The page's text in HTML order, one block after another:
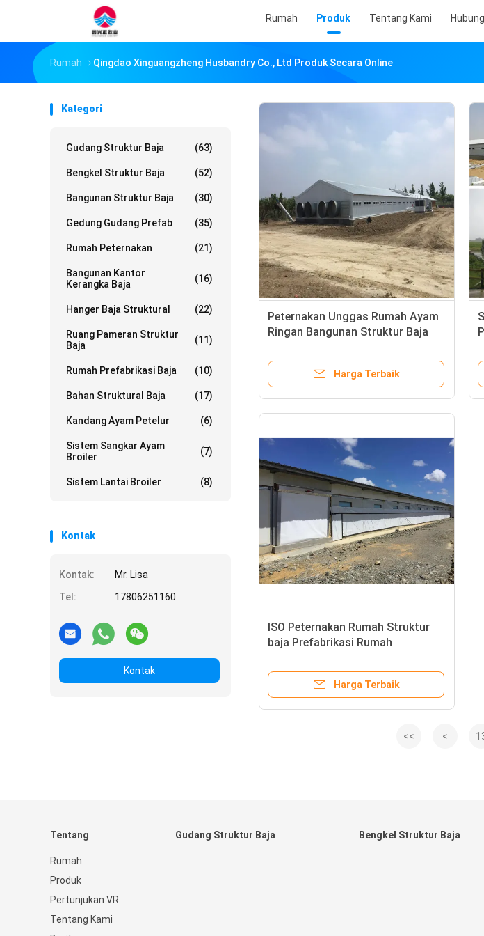
Rumah Produk Tentang Kami
Rumah Qingdao Xinguangzheng Husbandry Co., Ltd Produk Secara Online
Kategori
Gudang Struktur Baja (63)
Bengkel Struktur Baja (52)
Bangunan Struktur Baja (30)
Gedung Gudang Prefab (35)
Rumah Peternakan (21)
Bangunan Kantor
Kerangka Baja
(16)
Hanger Baja Struktural (22)
Ruang Pameran Struktur
Baja
(11)
Rumah Prefabrikasi Baja (10)
Bahan Struktural Baja (17)
Kandang Ayam Petelur (6)
Sistem Sangkar Ayam
Broiler
(7)
Sistem Lantai Broiler (8)
Kontak
Kontak:
Mr. Lisa
Tel:
17806251160
Kontak
Peternakan Unggas Rumah Ayam
Ringan Bangunan Struktur Baja
Harga Terbaik
ISO Peternakan Rumah Struktur
baja Prefabrikasi Rumah
Harga Terbaik
<< <
Tentang
Rumah
Produk
Pertunjukan VR
Tentang Kami
Gudang Struktur Baja Bengkel Struktur Baja